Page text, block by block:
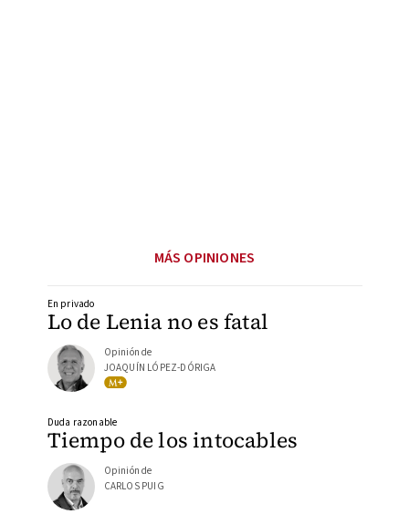
MÁS OPINIONES
Lo de Lenia no es fatal
En privado
Opinión de
JOAQUÍN LÓPEZ-DÓRIGA
Tiempo de los intocables
Duda razonable
Opinión de
CARLOS PUIG